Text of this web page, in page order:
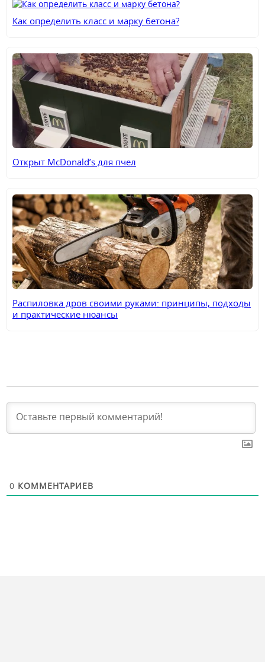
Как определить класс и марку бетона?
Открыт McDonald’s для пчел
Распиловка дров своими руками: принципы, подходы
и практические нюансы
0 КОММЕНТАРИЕВ